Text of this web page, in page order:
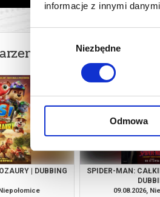
informacje z innymi
Wybór
zgody
Niezbędne
Odmowa
organizatora
| DUBBING
SPIDER-MAN:
09.08.2026,